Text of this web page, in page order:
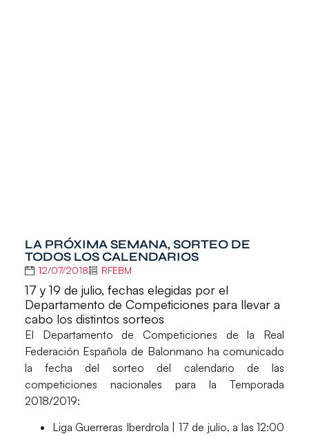
LA PRÓXIMA SEMANA, SORTEO DE
TODOS LOS CALENDARIOS
12/07/2018 RFEBM
17 y 19 de julio, fechas elegidas por el
Departamento de Competiciones para llevar a
cabo los distintos sorteos
El Departamento de Competiciones de la Real
Federación Española de Balonmano ha comunicado
la fecha del sorteo del calendario de las
competiciones nacionales para laTemporada
2018/2019:
Liga Guerreras Iberdrola | 17 de julio, a las 12:00